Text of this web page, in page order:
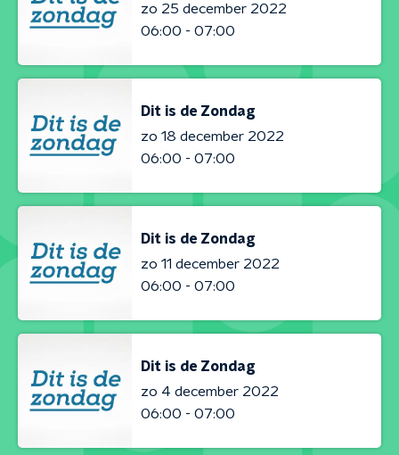
zo 25 december 2022
06:00 - 07:00
Dit is de Zondag
zo 18 december 2022
06:00 - 07:00
Dit is de Zondag
zo 11 december 2022
06:00 - 07:00
Dit is de Zondag
zo 4 december 2022
06:00 - 07:00